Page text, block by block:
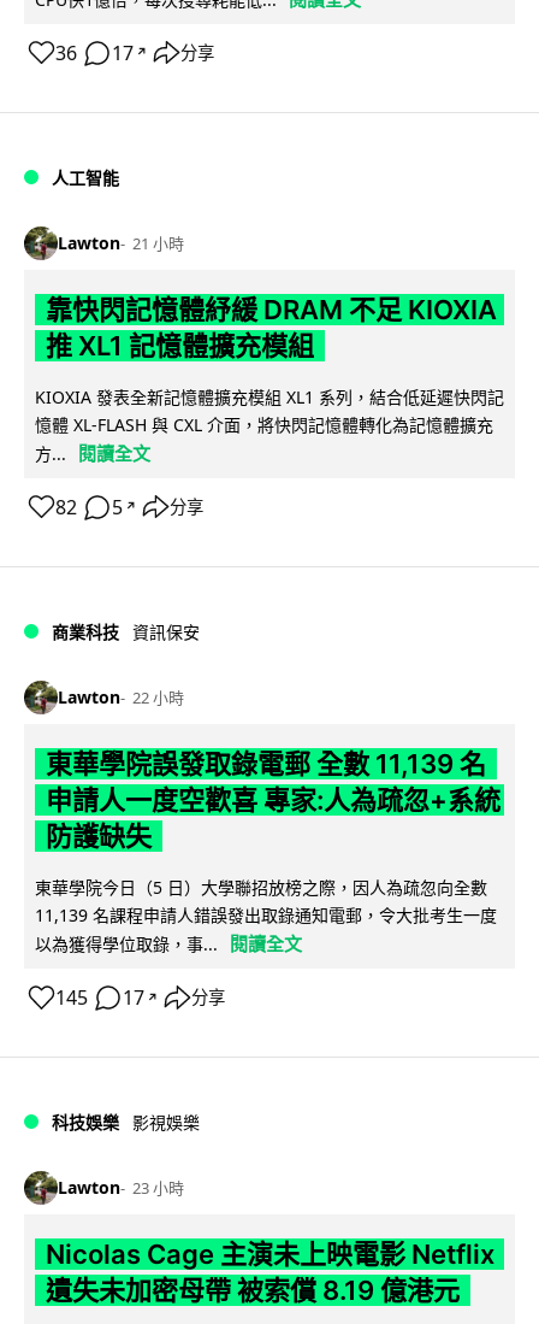
36 17 ↗ 分享
人工智能
Lawton 21 小時
靠快閃記憶體紓緩 DRAM 不足 KIOXIA
推 XL1 記憶體擴充模組
KIOXIA 發表全新記憶體擴充模組 XL1 系列，結合低延遲快閃記
憶體 XL-FLASH 與 CXL 介面，將快閃記憶體轉化為記憶體擴充
方...
閱讀全文
82 5 ↗ 分享
商業科技 資訊保安
Lawton 22 小時
東華學院誤發取錄電郵 全數 11,139 名
申請人一度空歡喜 專家:人為疏忽+系統
防護缺失
東華學院今日（5 日）大學聯招放榜之際，因人為疏忽向全數
11,139 名課程申請人錯誤發出取錄通知電郵，令大批考生一度
以為獲得學位取錄，事...
閱讀全文
145 17 ↗ 分享
科技娛樂 影視娛樂
Lawton 23 小時
Nicolas Cage 主演未上映電影 Netflix
遺失未加密母帶 被索償 8.19 億港元